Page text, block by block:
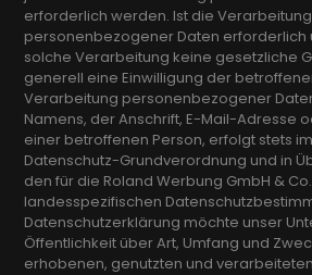
erforderlich werden. Ist die Verarbeitung
personenbezogener Daten erforderlich
solche Verarbeitung keine gesetzliche
generell eine Einwilligung der
Verarbeitung personenbezogener
Namens, der Anschrift, E-Mail-Adresse
einer betroffenen Person, erfolgt stets
Datenschutz-Grundverordnung und in
den für die Roland Werbung GmbH &
landesspezifischen
Datenschutzerklärung möchte unser
Öffentlichkeit über Art, Umfang und
erhobenen, genutzten und verarbeiteten